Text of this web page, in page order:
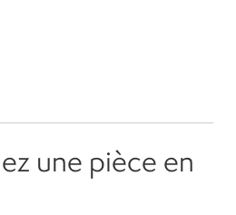
une pièce en